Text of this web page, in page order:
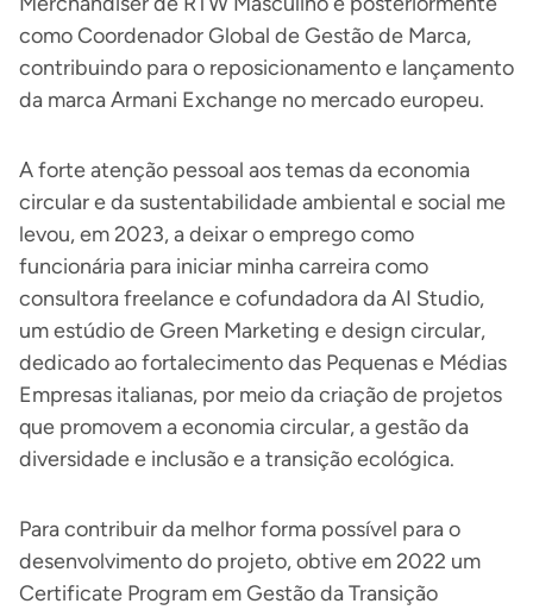
como Coordenador Global de Gestão de Marca,
contribuindo para o reposicionamento e lançamento
da marca Armani Exchange no mercado europeu.
A forte atenção pessoal aos temas da economia
circular e da sustentabilidade ambiental e social me
levou, em 2023, a deixar o emprego como
funcionária para iniciar minha carreira como
consultora freelance e cofundadora da AI Studio,
um estúdio de Green Marketing e design circular,
dedicado ao fortalecimento das Pequenas e Médias
Empresas italianas, por meio da criação de projetos
que promovem a economia circular, a gestão da
diversidade e inclusão e a transição ecológica.
Para contribuir da melhor forma possível para o
desenvolvimento do projeto, obtive em 2022 um
Certificate Program em Gestão da Transição